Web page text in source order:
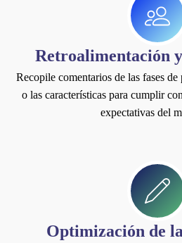
Retroalimentación
Recopile comentarios de las fases
o las características para cumplir
expectativas del
Optimización de